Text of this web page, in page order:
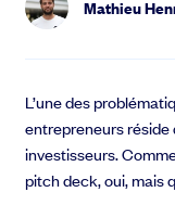
Mathieu
L’une des
entrepreneurs réside
investisseurs.
pitch deck, oui, mais